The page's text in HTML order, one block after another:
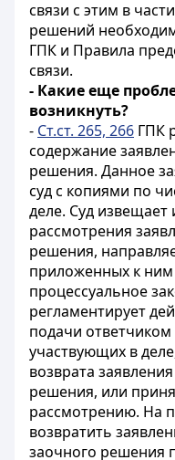
связи с этим в
решений
ГПК и Правила
связи.
- Какие еще
возникнуть?
- Ст.ст. 265, 266 ГПК
содержание
решения. Данное
суд с копиями по
деле. Суд
рассмотрения
решения,
приложенных к
процессуальное
регламентирует
подачи
участвующих в
возврата
решения, или
рассмотрению. На
возвратить
заочного решения